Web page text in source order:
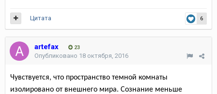
6
Цитата
artefax 23
Опубликовано 18 октября, 2016
Чувствуется, что пространство темной комнаты
изолировано от внешнего мира. Сознание меньше